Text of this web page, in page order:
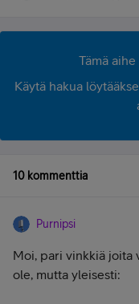
Tämä
Käytä hakua
10 kommenttia
Purnipsi
Moi, pari vinkkiä joita
ole, mutta yleisesti: